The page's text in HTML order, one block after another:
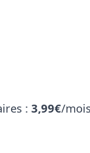
: 3,99€/mois